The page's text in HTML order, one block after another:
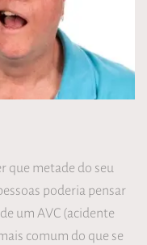
que metade do seu
poderia pensar
um AVC (acidente
comum do que se